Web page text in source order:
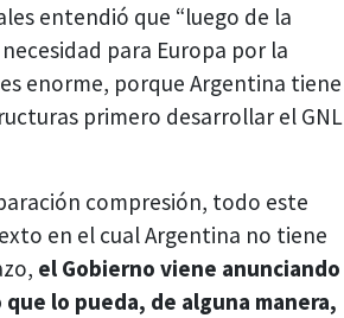
entendió que “luego de la
para Europa por la
enorme, porque Argentina tiene
primero desarrollar el GNL
compresión, todo este
en el cual Argentina no tiene
el Gobierno viene anunciando
lo pueda, de alguna manera,